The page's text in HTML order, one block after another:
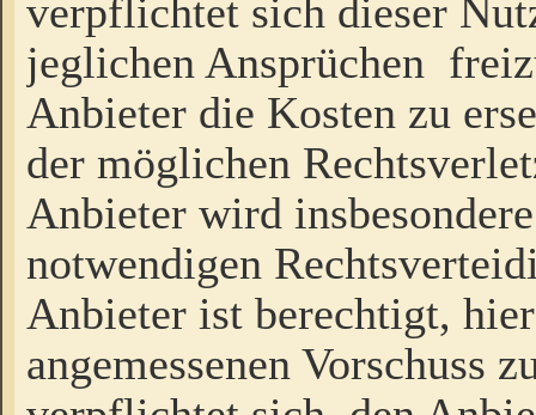
verpflichtet sich dieser
jeglichen Ansprüchen
Anbieter die Kosten zu
der möglichen
Anbieter wird
notwendigen
Anbieter ist berechtigt,
angemessenen Vorschuss